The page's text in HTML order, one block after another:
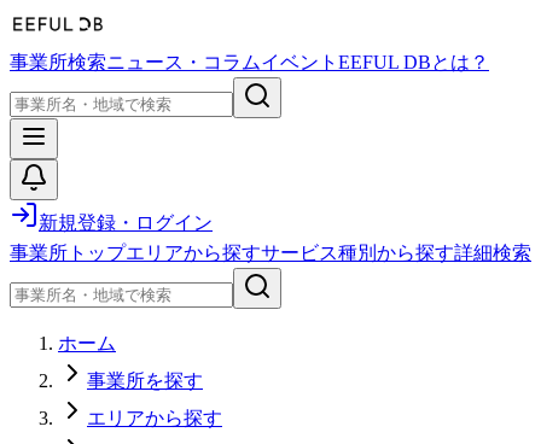
事業所検索ニュース・コラムイベント EEFUL DBとは？
新規登録・ログイン
事業所トップエリアから探すサービス種別から探す詳細検索
ホーム
事業所を探す
エリアから探す